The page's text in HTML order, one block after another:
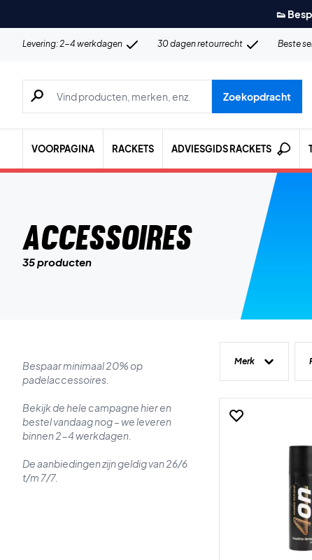
👟
Levering: 2-4 werkdagen 30 dagen retourrecht Beste
Zoeken naar producten, merken etc.
Zoekopdracht
VOORPAGINA RACKETS ADVIESGIDS RACKETS
Accessoires
35 producten
Bespaar minimaal 20% op
padelaccessoires.
Bekijk de hele campagne hier en
bestel vandaag nog – we leveren
binnen 2-4 werkdagen.
De aanbiedingen zijn geldig van 26/6
t/m 7/7.
Merk